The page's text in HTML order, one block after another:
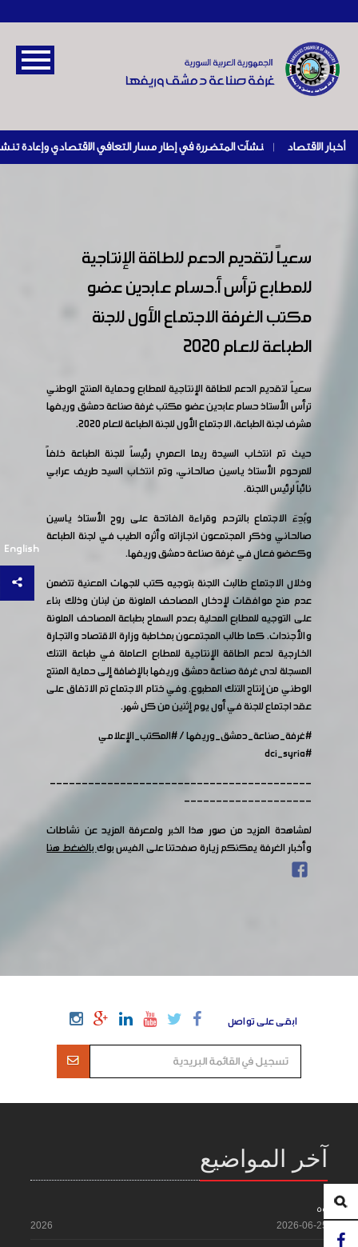
أخبار الاقتصاد |
English
سعياً لتقديم الدعم للطاقة الإنتاجية
للمطابع ترأس أ.حسام عابدين عضو
مكتب الغرفة الاجتماع الأول للجنة
الطباعة للعام 2020
سعياً لتقديم الدعم للطاقة الإنتاجية للمطابع وحماية المنتج الوطني
ترأس الأستاذ حسام عابدين عضو مكتب غرفة صناعة دمشق وريفها
مشرف لجنة الطباعة، الاجتماع الأول للجنة الطباعة للعام 2020.
حيث تم انتخاب السيدة ريما العمري رئيساً للجنة الطباعة خلفاً
للمرحوم الأستاذ ياسين صالحاني، وتم انتخاب السيد طريف عرابي
نائباً لرئيس اللجنة.
وبُدِءَ الاجتماع بالترحم وقراءة الفاتحة على روح الأستاذ ياسين
صالحاني وذكر المجتمعون انجازاته وأثره الطيب في لجنة الطباعة
وكعضو فعال في غرفة صناعة دمشق وريفها.
وخلال الاجتماع طالبت اللجنة بتوجيه كتب للجهات المعنية تتضمن
عدم منح موافقات لإدخال المصاحف الملونة من لبنان وذلك بناء
على التوجيه للمطابع المحلية بعدم السماح بطباعة المصاحف الملونة
والأجندات. كما طالب المجتمعون بمخاطبة وزارة الاقتصاد والتجارة
الخارجية لدعم الطاقة الإنتاجية للمطابع العاملة في طباعة التنك
المسجلة لدى غرفة صناعة دمشق وريفها بالإضافة إلى حماية المنتج
الوطني من إنتاج التنك المطبوع. وفي ختام الاجتماع تم الاتفاق على
عقد اجتماع للجنة في أول يوم إثنين من كل شهر.
#غرفة_صناعة_دمشق_وريفها/#المكتب_الإعلامي
#dci_syria
-----------------------------------------
--------------------
لمشاهدة المزيد من صور هذا الخبر ولمعرفة المزيد عن نشاطات
وأخبار الغرفة يمكنكم زيارة صفحتنا على الفيس بوكبالضغط هنا
ابقى على تواصل
آخر المواضيع
55
2026-06-25
2026